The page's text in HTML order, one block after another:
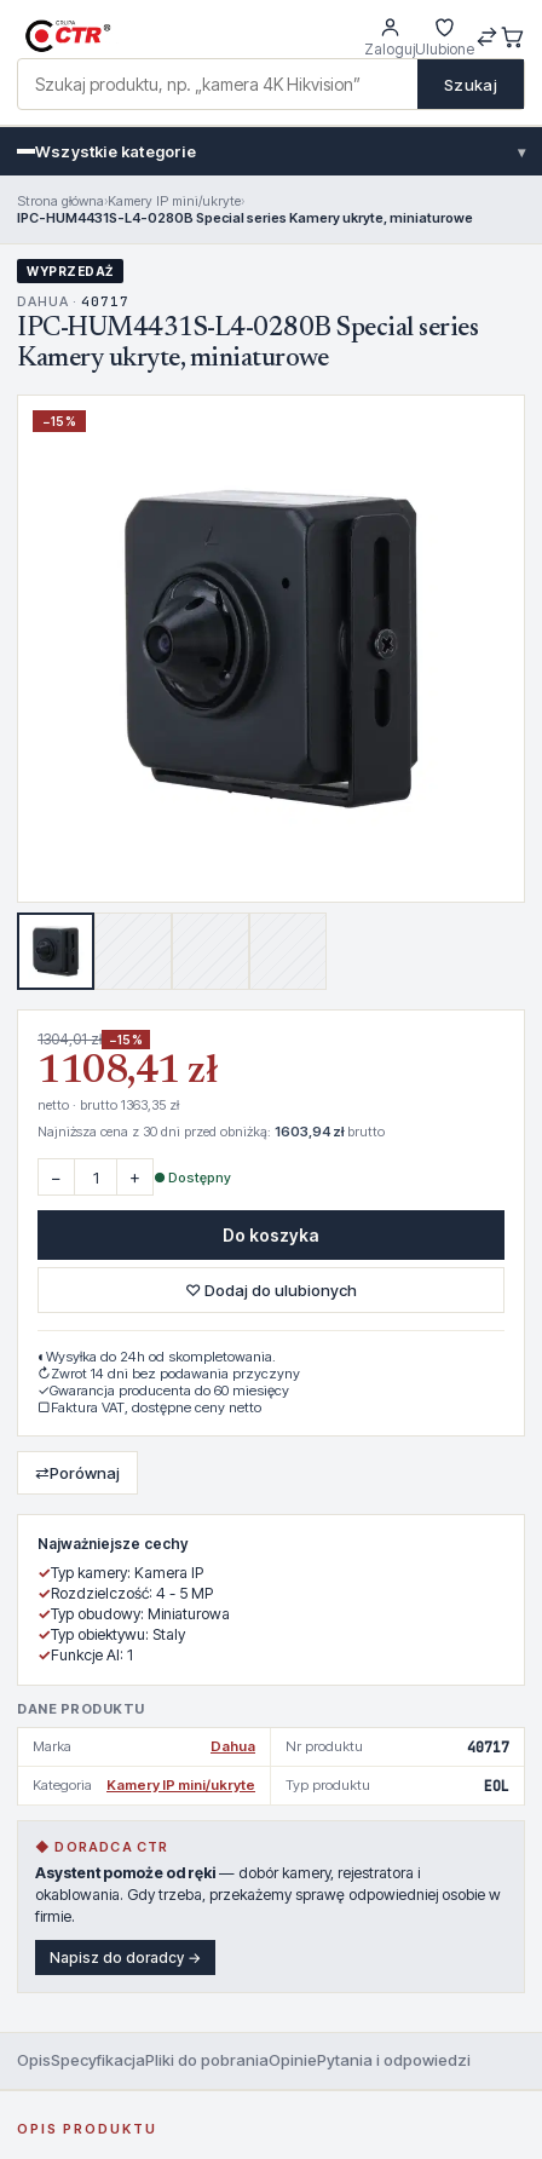
Szukaj
ZalogujUlubione
Wszystkie kategorie ▾
Strona główna›Kamery IP mini/ukryte›
IPC-HUM4431S-L4-0280B Special series Kamery ukryte, miniaturowe
WYPRZEDAŻ
DAHUA · 40717
IPC-HUM4431S-L4-0280B Special series
Kamery ukryte, miniaturowe
−15%
Najważniejsze cechy
✓Typ kamery: Kamera IP
✓Rozdzielczość: 4 - 5 MP
✓Typ obudowy: Miniaturowa
✓Typ obiektywu: Staly
✓Funkcje AI: 1
DANE PRODUKTU
Marka Dahua Nr produktu 40717
Kategoria Kamery IP mini/ukryte Typ produktu EOL
◆ DORADCA CTR
Asystent pomoże od ręki — dobór kamery, rejestratora i
okablowania. Gdy trzeba, przekażemy sprawę odpowiedniej osobie w
firmie.
Napisz do doradcy →
1304,01 zł −15%
1108,41 zł
netto · brutto 1363,35 zł
Najniższa cena z 30 dni przed obniżką: 1603,94 złbrutto
− + ● Dostępny
Do koszyka
♡ Dodaj do ulubionych
◐ Wysyłka do 24h od skompletowania.
↻Zwrot 14 dni bez podawania przyczyny
✓Gwarancja producenta do 60 miesięcy
▢Faktura VAT, dostępne ceny netto
⇄Porównaj
OpisSpecyfikacjaPliki do pobraniaOpiniePytania i odpowiedzi
OPIS PRODUKTU